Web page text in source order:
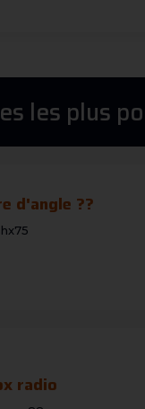
les plus
d'angle ??
radio